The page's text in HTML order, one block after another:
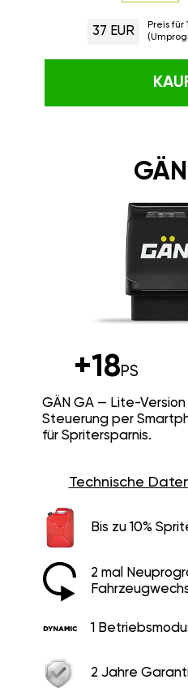
37 EUR
Preis für
+18PS
GÄN GA — Lite-Version
Steuerung per
für Spritersparnis.
Technische
Bis zu 10%
2 mal
1
2 Jahre